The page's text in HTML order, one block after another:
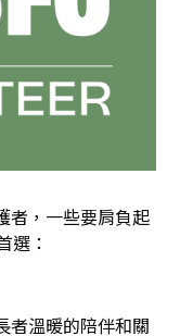
者，一些要肩負起
選：
者溫暖的陪伴和關